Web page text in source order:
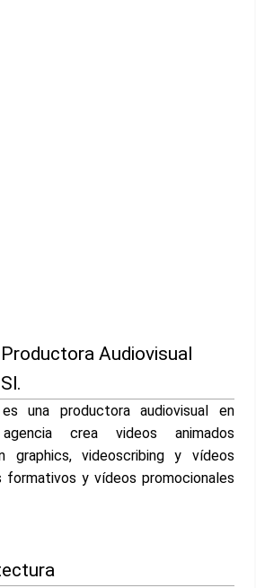
Audiovisual
una productora audiovisual en
crea videos animados
graphics, videoscribing y vídeos
formativos y vídeos promocionales